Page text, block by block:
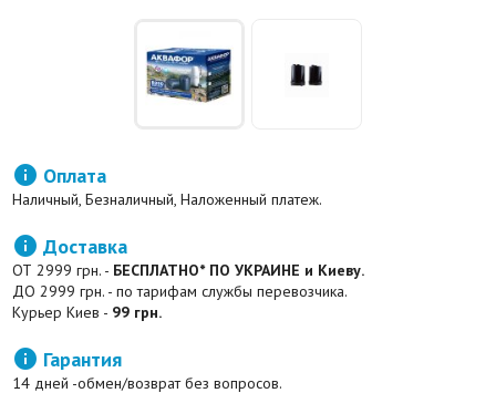
 Оплата
Наличный, Безналичный, Наложенный платеж.
 Доставка
ОТ 2999 грн. - БЕСПЛАТНО* ПО УКРАИНЕ и Киеву.
ДО 2999 грн. - по тарифам службы перевозчика.
Курьер Киев - 99 грн.
 Гарантия
14 дней -обмен/возврат без вопросов.